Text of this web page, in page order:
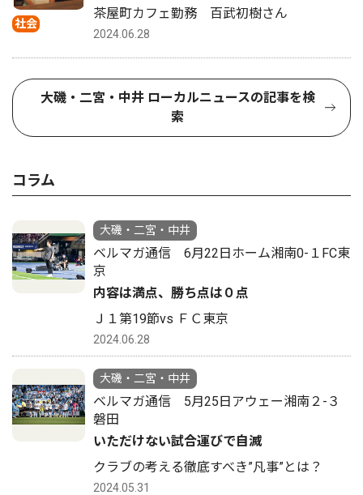
社会
茶屋町カフェ勤務 百武初樹さん
2024.06.28
大磯・二宮・中井 ローカルニュースの記事を検
索
コラム
大磯・二宮・中井
ベルマガ通信 6月22日ホーム湘南0-１FC東
京
内容は満点、勝ち点は０点
Ｊ１第19節vs ＦＣ東京
2024.06.28
大磯・二宮・中井
ベルマガ通信 5月25日アウェー湘南２-３
磐田
いただけない試合運びで自滅
クラブの考える徹底すべき”凡事”とは？
2024.05.31